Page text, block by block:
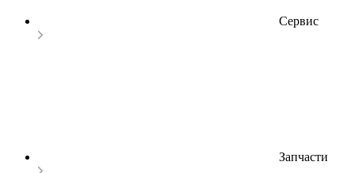
Сервис
Запчасти